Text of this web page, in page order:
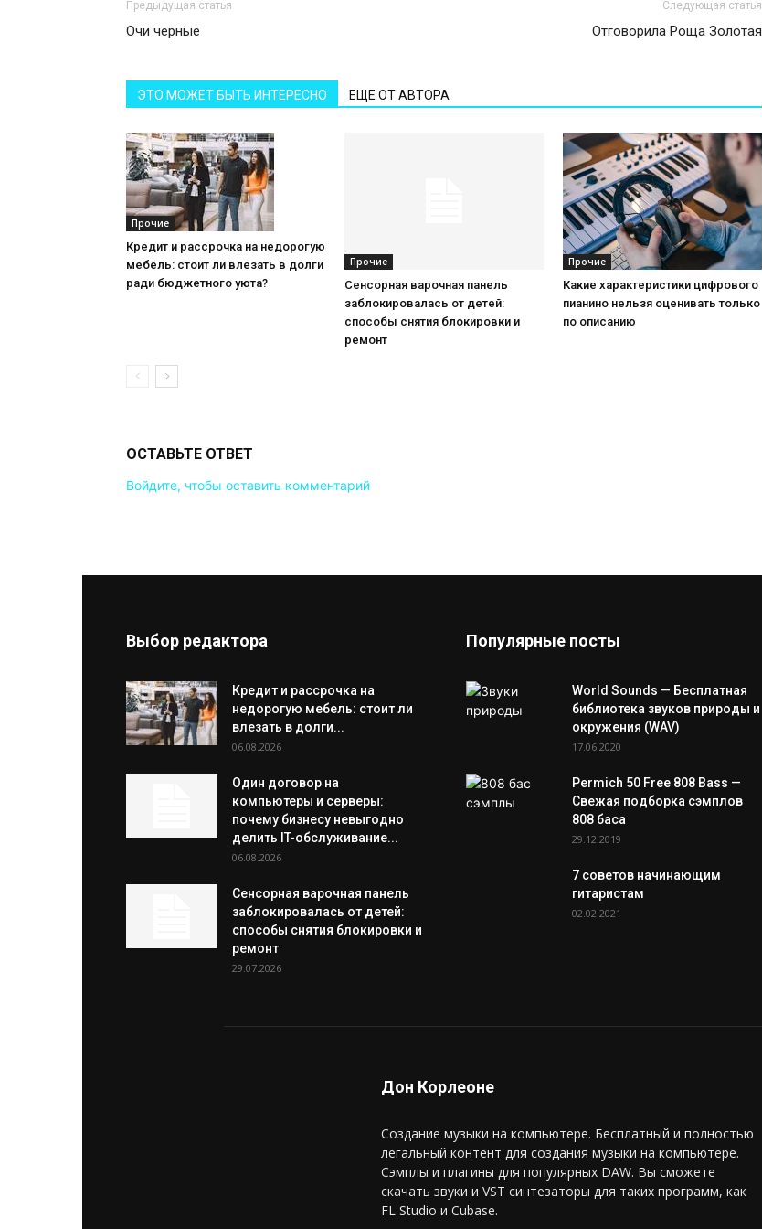
Предыдущая статья
Очи черные
Следующая статья
Отговорила Роща Золотая
ЭТО МОЖЕТ БЫТЬ ИНТЕРЕСНО ЕЩЕ ОТ АВТОРА
Прочие
Кредит и рассрочка на недорогую
мебель: стоит ли влезать в долги
ради бюджетного уюта?
Прочие
Сенсорная варочная панель
заблокировалась от детей:
способы снятия блокировки и
ремонт
Прочие
Какие характеристики цифрового
пианино нельзя оценивать только
по описанию
ОСТАВЬТЕ ОТВЕТ
Войдите, чтобы оставить комментарий
Выбор редактора
Кредит и рассрочка на
недорогую мебель: стоит ли
влезать в долги...
06.08.2026
Один договор на
компьютеры и серверы:
почему бизнесу невыгодно
делить IT-обслуживание...
06.08.2026
Сенсорная варочная панель
заблокировалась от детей:
способы снятия блокировки и
ремонт
29.07.2026
Популярные посты
World Sounds — Бесплатная
библиотека звуков природы и
окружения (WAV)
17.06.2020
Permich 50 Free 808 Bass —
Свежая подборка сэмплов
808 баса
29.12.2019
7 советов начинающим
гитаристам
02.02.2021
Дон Корлеоне
Создание музыки на компьютере. Бесплатный и полностью
легальный контент для создания музыки на компьютере.
Сэмплы и плагины для популярных DAW. Вы сможете
скачать звуки и VST синтезаторы для таких программ, как
FL Studio и Cubase.